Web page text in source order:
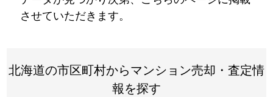
させていただきます。
北海道の市区町村からマンション売却・査定情
報を探す